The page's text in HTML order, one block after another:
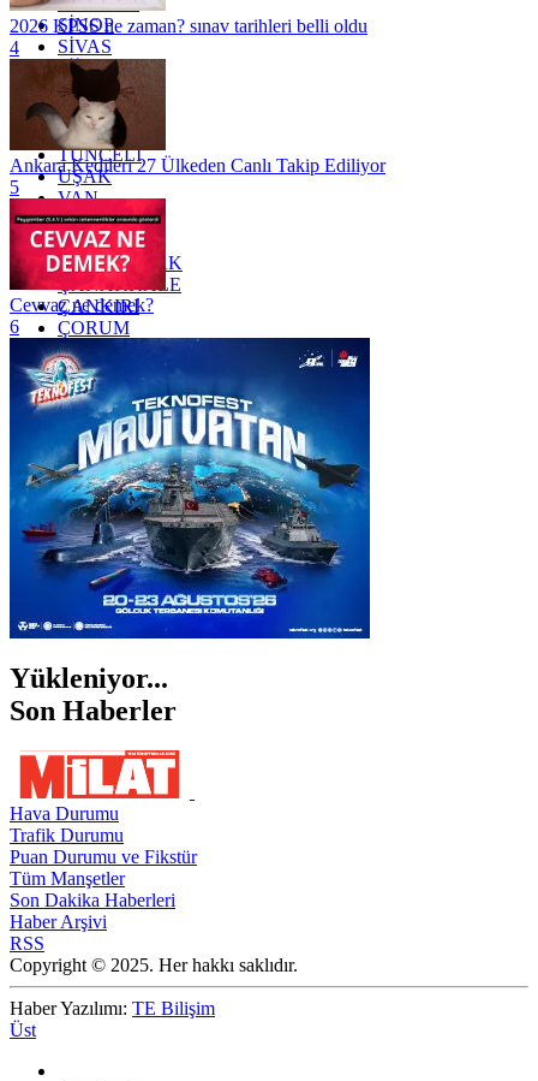
SİNOP
SİVAS
SİİRT
TEKİRDAĞ
TOKAT
TRABZON
TUNCELİ
UŞAK
VAN
YALOVA
YOZGAT
ZONGULDAK
ÇANAKKALE
ÇANKIRI
ÇORUM
İSTANBUL
İZMİR
ŞANLIURFA
ŞIRNAK
2026 KPSS ne zaman? sınav tarihleri belli oldu
4
Ankara Kedileri 27 Ülkeden Canlı Takip Ediliyor
5
Cevvaz ne demek?
6
Yükleniyor...
Son Haberler
Hava Durumu
Trafik Durumu
Puan Durumu ve Fikstür
Tüm Manşetler
Son Dakika Haberleri
Haber Arşivi
RSS
Copyright © 2025. Her hakkı saklıdır.
Haber Yazılımı: TE Bilişim
Üst